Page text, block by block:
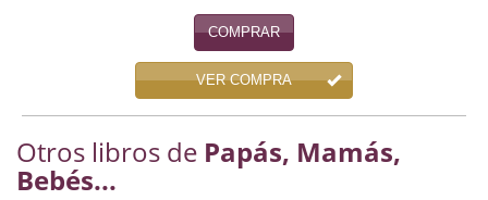
Divulgación científica
DVD
COMPRAR
VER COMPRA
Otros libros de Papás, Mamás,
Bebés...